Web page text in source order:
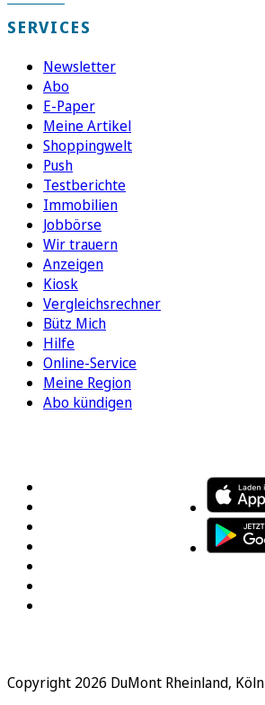
SERVICES
Newsletter
Abo
E-Paper
Meine Artikel
Shoppingwelt
Push
Testberichte
Immobilien
Jobbörse
Wir trauern
Anzeigen
Kiosk
Vergleichsrechner
Bütz Mich
Hilfe
Online-Service
Meine Region
Abo kündigen
Copyright 2026 DuMont Rheinland, Köln